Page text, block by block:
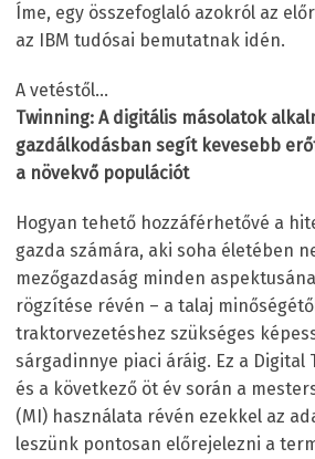
Íme, egy összefoglaló azokról az
az IBM tudósai bemutatnak idén.
A vetéstől…
Twinning: A digitális másolatok
gazdálkodásban segít kevesebb
a növekvő populációt
Hogyan tehető hozzáférhetővé a
gazda számára, aki soha életében
mezőgazdaság minden
rögzítése révén – a talaj
traktorvezetéshez szükséges
sárgadinnye piaci áráig. Ez a Digital
és a következő öt év során a
(MI) használata révén ezekkel az
leszünk pontosan előrejelezni a